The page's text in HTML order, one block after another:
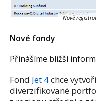
Nově
Nové fondy
Přinášíme bližší
Fond Jet 4chce
diverzifikované